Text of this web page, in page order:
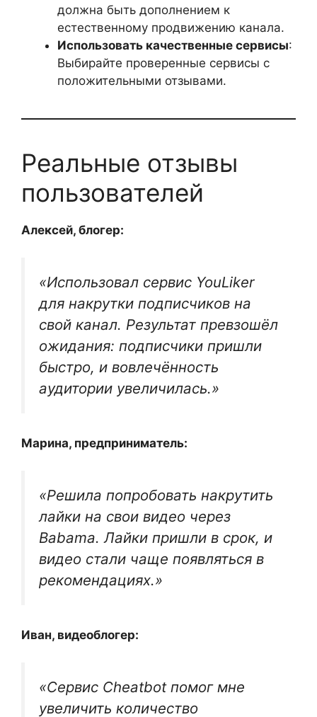
должна быть дополнением к
естественному продвижению канала.
Использовать качественные сервисы:
Выбирайте проверенные сервисы с
положительными отзывами.
Реальные отзывы
пользователей
Алексей, блогер:
«Использовал сервис YouLiker
для накрутки подписчиков на
свой канал. Результат превзошёл
ожидания: подписчики пришли
быстро, и вовлечённость
аудитории увеличилась.»
Марина, предприниматель:
«Решила попробовать накрутить
лайки на свои видео через
Babama. Лайки пришли в срок, и
видео стали чаще появляться в
рекомендациях.»
Иван, видеоблогер:
«Сервис Cheatbot помог мне
увеличить количество